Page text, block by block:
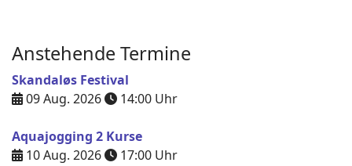
Anstehende Termine
Skandaløs Festival
09 Aug. 2026
14:00 Uhr
Aquajogging 2 Kurse
10 Aug. 2026
17:00 Uhr